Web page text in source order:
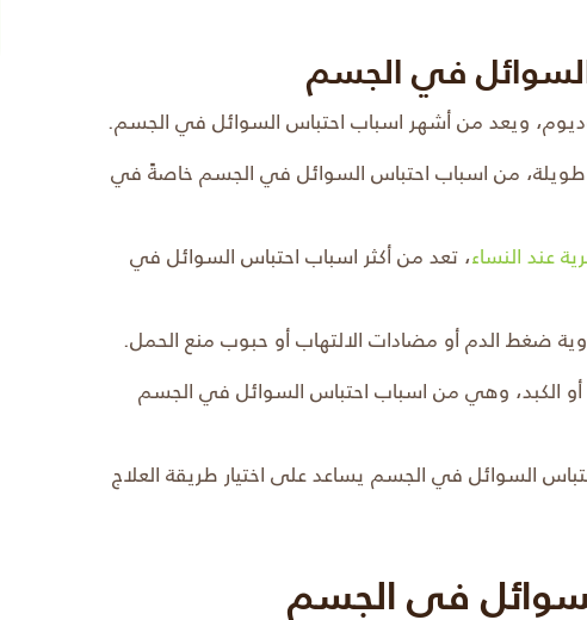
السوائل في الجسم
ويعد من أشهر اسباب احتباس السوائل في الجسم.
طويلة، من اسباب احتباس السوائل في الجسم خاصةً في
عند النساء، تعد من أكثر اسباب احتباس السوائل في
ضغط الدم أو مضادات الالتهاب أو حبوب منع الحمل.
الكبد، وهي من اسباب احتباس السوائل في الجسم
السوائل في الجسم يساعد على اختيار طريقة العلاج
في الجسم